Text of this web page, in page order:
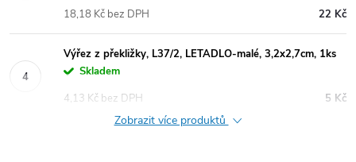
22 Kč
18,18 Kč bez DPH
Výřez z překližky, L37/2, LETADLO-malé, 3,2x2,7cm, 1ks
Skladem
5 Kč
4,13 Kč bez DPH
Zobrazit více produktů